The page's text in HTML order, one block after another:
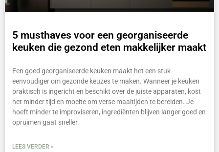
5 musthaves voor een georganiseerde
keuken die gezond eten makkelijker maakt
Een goed georganiseerde keuken maakt het een stuk
eenvoudiger om gezonde keuzes te maken. Wanneer je keuken
praktisch is ingericht en beschikt over de juiste apparaten, kost
het minder tijd en moeite om verse maaltijden te bereiden. Je
hoeft minder te improviseren, ingrediënten blijven langer goed en
opruimen gaat sneller.
LEES VERDER »